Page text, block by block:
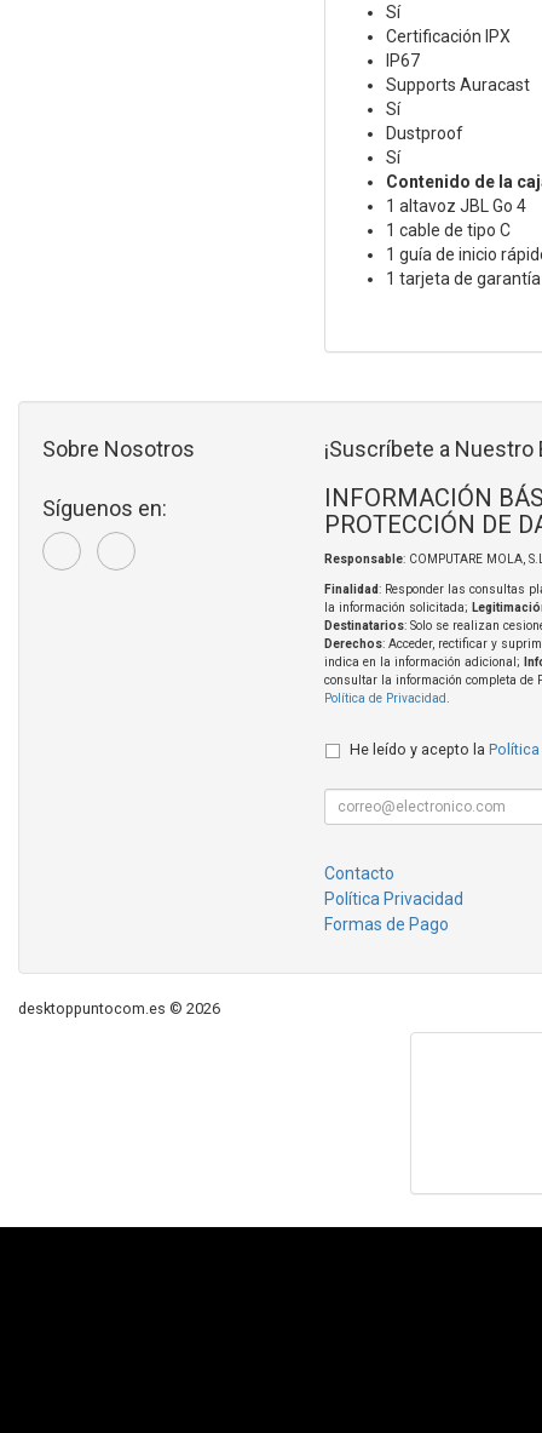
Sí
Certificación IPX
IP67
Supports Auracast
Sí
Dustproof
Sí
Contenido de la
1 altavoz JBL Go 4
1 cable de tipo C
1 guía de inicio
1 tarjeta de
Sobre Nosotros
Síguenos en:
¡Suscríbete a Nuestro
INFORMACIÓN
PROTECCIÓN DE
Responsable: COMPUTARE MOLA,
Finalidad: Responder las consultas
la información solicitada;
Destinatarios: Solo se realizan
Derechos: Acceder, rectificar y
indica en la información adicional;
consultar la información completa de
Política de Privacidad
He leído y acepto la Política
Contacto
Política Privacidad
Formas de Pago
desktoppuntocom.es © 2026